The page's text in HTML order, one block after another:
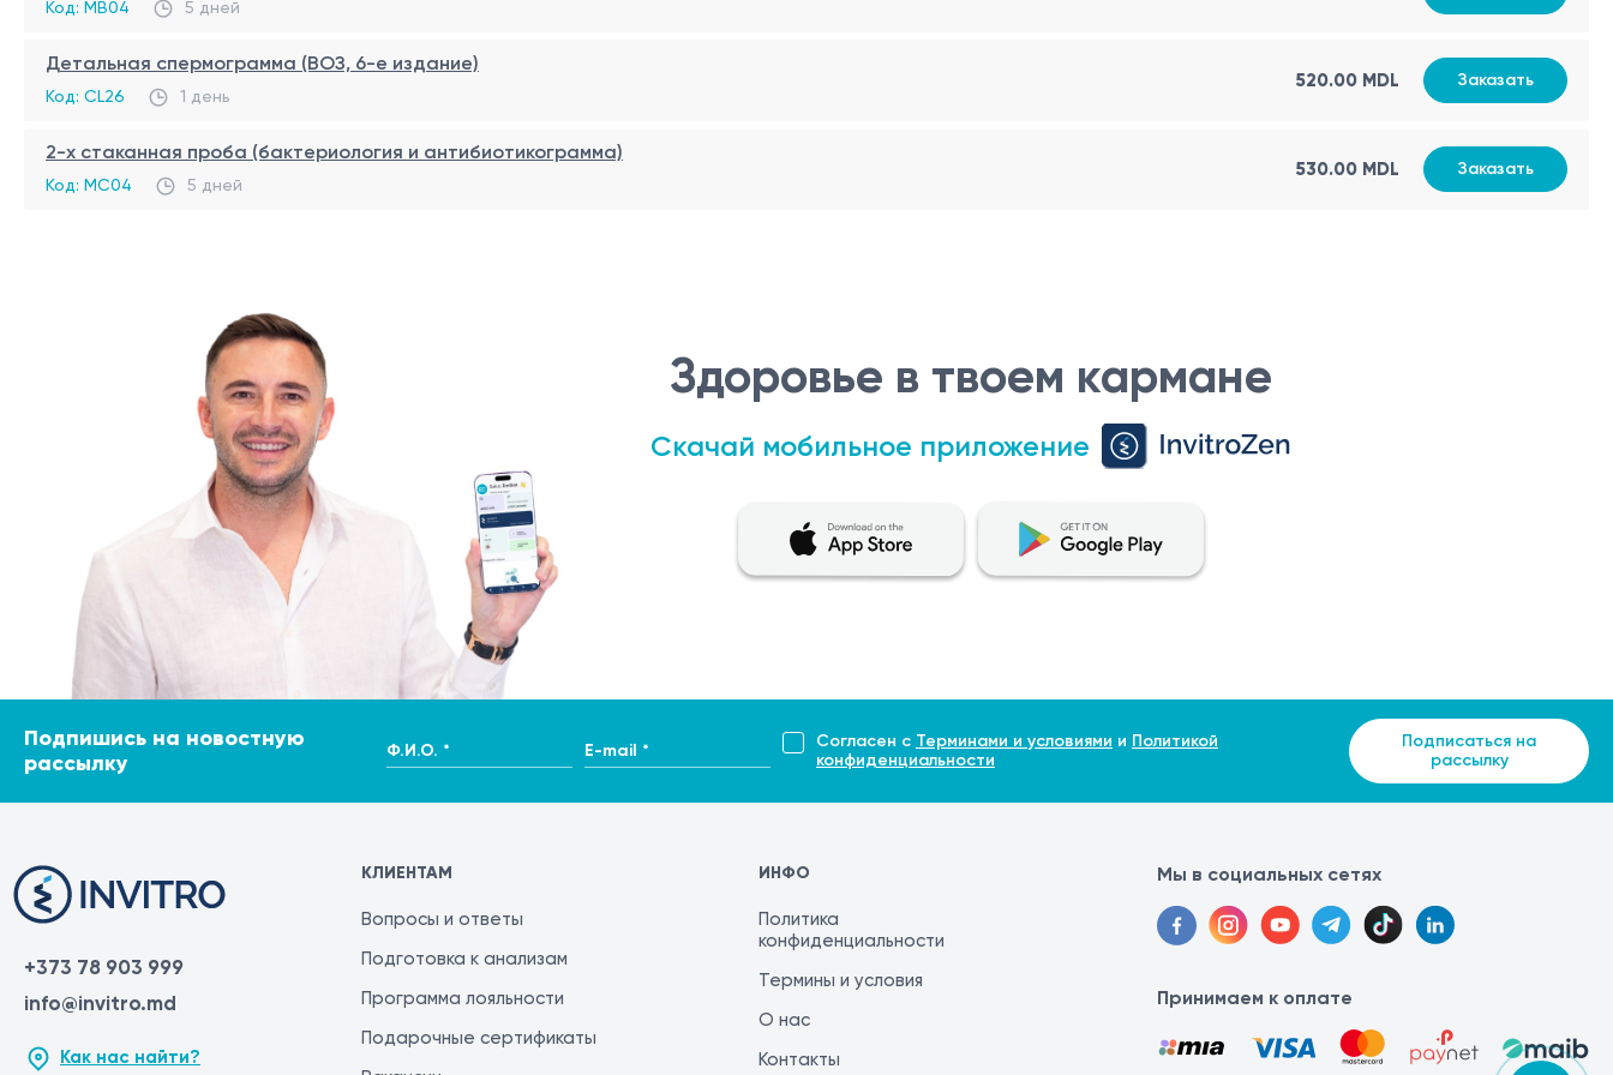
https://medlineplus.gov/lab-tests/cytomegalovirus-cmv-tests/
https://www.ncbi.nlm.nih.gov/pmc/articles/PMC1770347/
ВАЖНО!
Код: MB04 5 дней
Детальная спермограмма (ВОЗ, 6-е издание)
Код: CL26 1 день
520.00 MDL Заказать
2-х стаканная проба (бактериология и антибиотикограмма)
Код: MC04 5 дней
530.00 MDL Заказать
Здоровье в твоем кармане
Скачай мобильное приложение
Подпишись на новостную
рассылку
Ф.И.О. * E-mail * Согласен с Терминами и условиями и Политикой
конфиденциальности
Подписаться на
рассылку
+373 78 903 999
info@invitro.md
Как нас найти?
КЛИЕНТАМ
Вопросы и ответы
Подготовка к анализам
Программа лояльности
Подарочные сертификаты
ИНФО
Политика
конфиденциальности
Термины и условия
О нас
Контакты
Мы в социальных сетях
Принимаем к оплате